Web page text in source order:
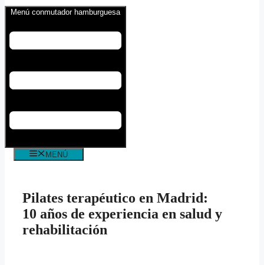
Menú conmutador hamburguesa
MENÚ
Pilates terapéutico en Madrid:
10 años de experiencia en salud y
rehabilitación